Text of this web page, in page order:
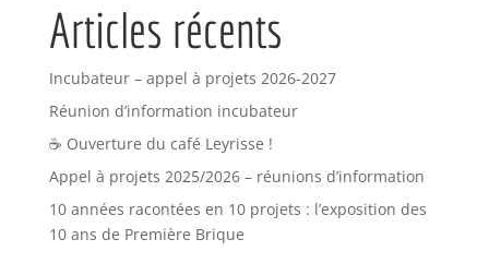
Articles récents
Incubateur – appel à projets 2026-2027
Réunion d’information incubateur
☕ Ouverture du café Leyrisse !
Appel à projets 2025/2026 – réunions d’information
10 années racontées en 10 projets : l’exposition des
10 ans de Première Brique